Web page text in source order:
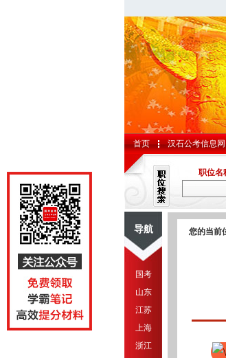
首页 汉石公考信息网
职位名
导航
国考
山东
江苏
上海
浙江
您的当前